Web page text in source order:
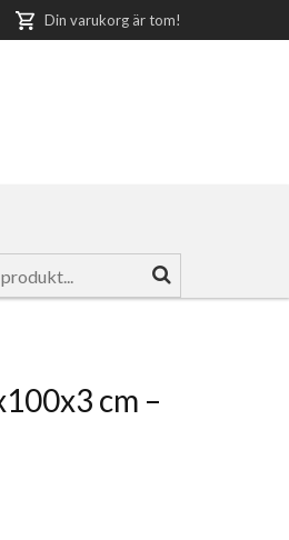
Din varukorg är tom!
cm –